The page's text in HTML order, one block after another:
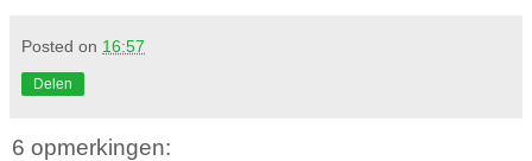
Posted on 16:57
Delen
6 opmerkingen: